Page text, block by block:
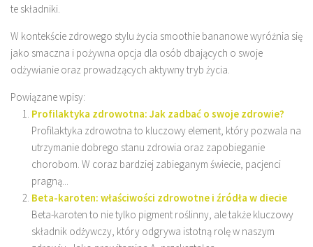
te składniki.
W kontekście zdrowego stylu życia smoothie bananowe wyróżnia się
jako smaczna i pożywna opcja dla osób dbających o swoje
odżywianie oraz prowadzących aktywny tryb życia.
Powiązane wpisy:
Profilaktyka zdrowotna: Jak zadbać o swoje zdrowie?
Profilaktyka zdrowotna to kluczowy element, który pozwala na
utrzymanie dobrego stanu zdrowia oraz zapobieganie
chorobom. W coraz bardziej zabieganym świecie, pacjenci
pragną...
Beta-karoten: właściwości zdrowotne i źródła w diecie
Beta-karoten to nie tylko pigment roślinny, ale także kluczowy
składnik odżywczy, który odgrywa istotną rolę w naszym